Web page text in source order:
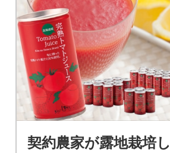
契約農家が露地栽培し